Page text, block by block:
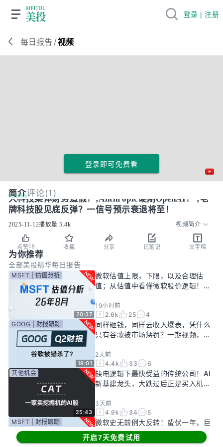
每日报告 /视频
登录即可免费看
简介评论(1)
大科技集体财务造假？;Anthropic硬刚OpenAI？ ;老
牌科技股见底反弹？一信号预示衰退将至！
2025-11-12播放量 5.4k 视频简介
点赞18 收藏 分享 记笔记 文字稿
为你推荐
全部美投精华每日报告
20:37
MSFT | 估值分析
微软估值上限，下限，以及合理估
值；从估值中看懂微软股价逻辑！
19小时前
2.6k
25 4
19:01
GOOG | 财报跟踪
同样砸钱，同样云收入爆表，凭什么
只有谷歌被市场惩罚？一期视频，告
2天前
4.4k
33 6
25:43
其他机会
缺电逻辑下最快受益的传统公司！AI
新基建龙头，大跌过后正是买入机
3天前
4.9k
34
5
MSFT | 财报跟踪
微软史无前例大反转！蛰伏一年，巨
头终于准备好起飞了？
开启7天免费试用
登录 | 注册